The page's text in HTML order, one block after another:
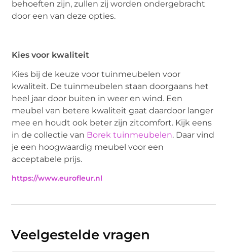
behoeften zijn, zullen zij worden ondergebracht
door een van deze opties.
Kies voor kwaliteit
Kies bij de keuze voor tuinmeubelen voor
kwaliteit. De tuinmeubelen staan doorgaans het
heel jaar door buiten in weer en wind. Een
meubel van betere kwaliteit gaat daardoor langer
mee en houdt ook beter zijn zitcomfort. Kijk eens
in de collectie van Borek tuinmeubelen. Daar vind
je een hoogwaardig meubel voor een
acceptabele prijs.
https://www.eurofleur.nl
Veelgestelde vragen